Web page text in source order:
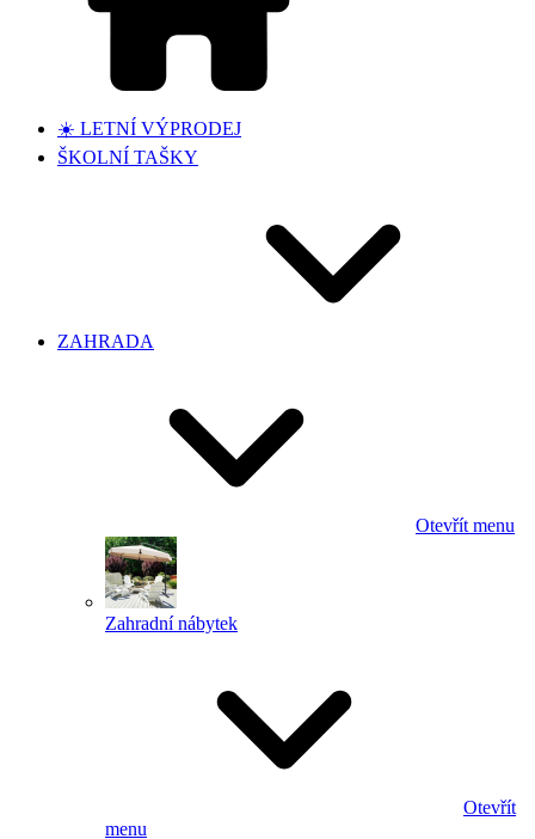
☀️ LETNÍ VÝPRODEJ
ŠKOLNÍ TAŠKY
ZAHRADA
Otevřít menu
Zahradní nábytek
Otevřít
menu